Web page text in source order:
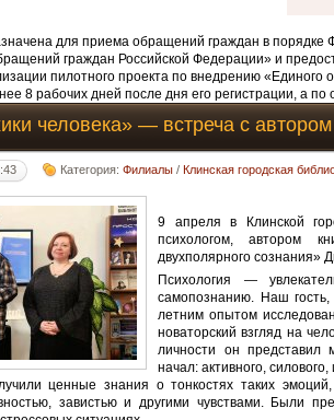
для приема обращений граждан в
граждан Российской Федерации» и
пилотного проекта по внедрению
8 рабочих дней после дня его регистрации, а
человека» — встреча с
Категория:Филиалы /Клинская городская
9 апреля в Клинской
психологом, автором
двухполярного сознания»
Психология —
самопознанию. Наш
летним опытом
новаторский взгляд на
личности он представил
начал: активного,
ценные знания о тонкостях таких
завистью и другими чувствами. Были